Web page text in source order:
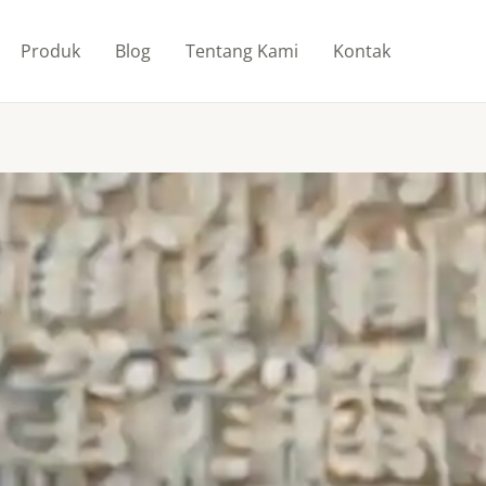
Produk Blog Tentang Kami Kontak